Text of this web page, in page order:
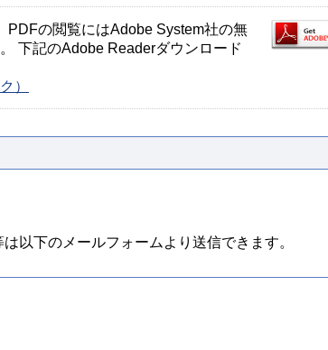
PDFの閲覧にはAdobe System社の無
下記のAdobe Readerダウンロード
）
以下のメールフォームより送信できます。